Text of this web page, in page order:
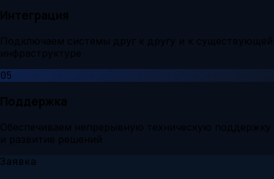
Интеграция
Подключаем системы друг к другу и к существующей
инфраструктуре
05
Поддержка
Обеспечиваем непрерывную техническую поддержку
и развитие решений
Заявка